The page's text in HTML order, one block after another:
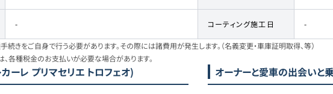
- コーティング施工日 -
きをご自身で行う必要があります。その際には諸費用が発生します。（名義変更・車庫証明取得、等）
各種税金のお支払いが必要な場合があります。
ーレ プリマセリエ トロフェオ) オーナーと愛車の出会いと